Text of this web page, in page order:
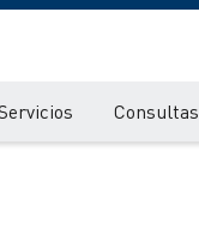
Consultas